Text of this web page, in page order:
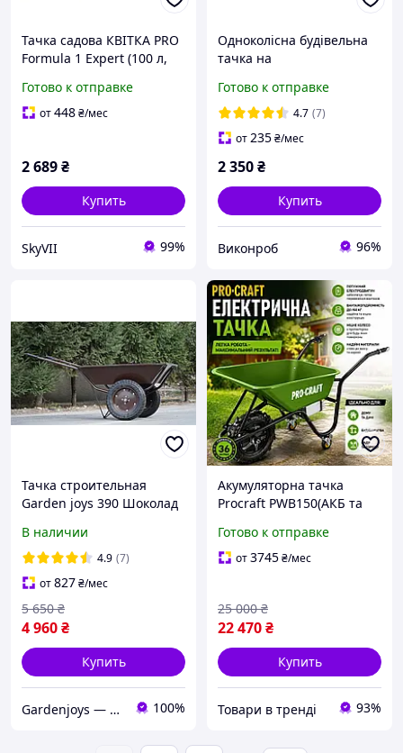
Тачка садова КВІТКА PRO
Formula 1 Expert (100 л,
Готово к отправке
от448₴/мес
2 689₴
Купить
SkyVII 99%
Одноколісна будівельна
тачка на
колесі (100 л, 180кг)
Готово к отправке
4.7 (7)
от235₴/мес
2 350₴
Купить
Виконроб 96%
Тачка строительная
Garden joys 390 Шоколад
садовая Тачка на
больших колесах
В наличии
4.9 (7)
от827₴/мес
4 960₴
5 650 ₴
Купить
Gardenjoys — тачки, колеса та комплектуючі для саду і будівництва 100%
Акумуляторна тачка
Procraft PWB150(АКБ та
Готово к отправке
от3745₴/мес
22 470₴
25 000 ₴
Купить
Товари в тренді 93%